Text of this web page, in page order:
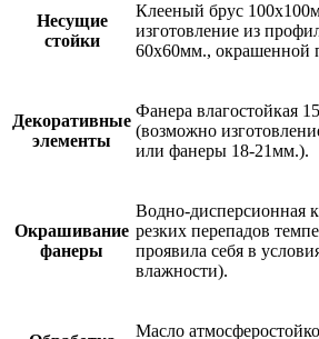
Несущие
стойки
Клееный брус
изготовление из
60х60мм., окрашенной
Декоративные
элементы
Фанера влагостойкая
(возможно
или фанеры 18-21мм.).
Окрашивание
фанеры
Водно-дисперсионная
резких перепадов
проявила себя в
влажности).
Масло